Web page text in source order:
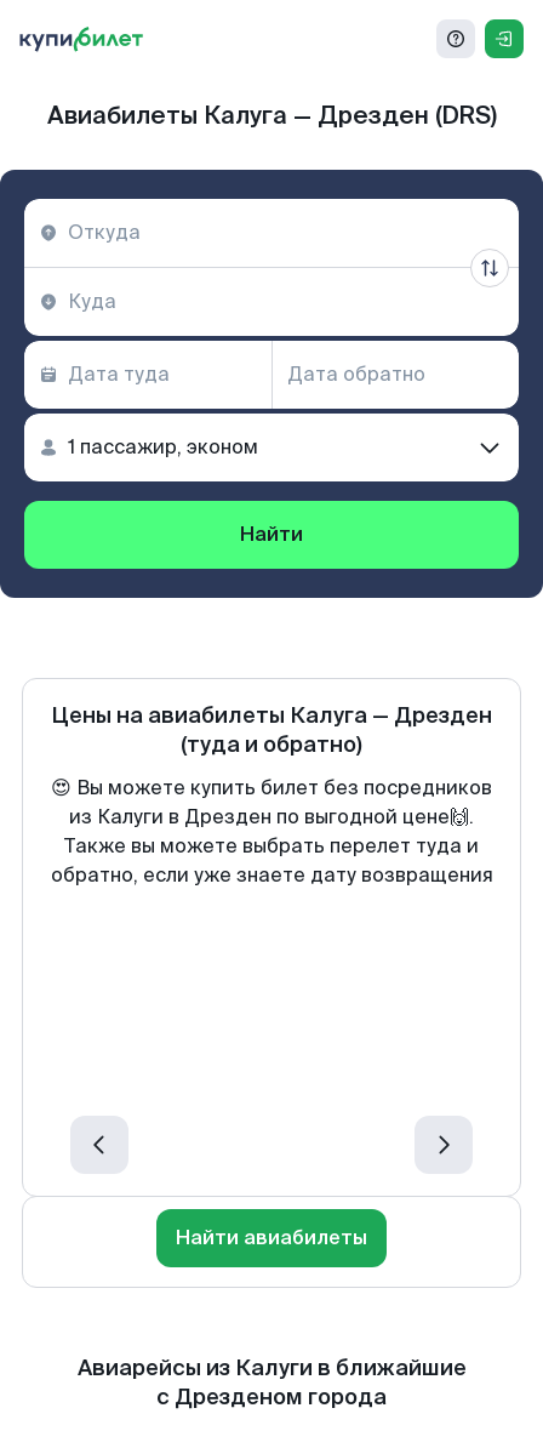
Авиабилеты Калуга — Дрезден (DRS)
Найти
Цены на авиабилеты Калуга — Дрезден
(туда и обратно)
😍 Вы можете купить билет без посредников
из Калуги в Дрезден по выгодной цене🙌.
Также вы можете выбрать перелет туда и
обратно, если уже знаете дату возвращения
Найти авиабилеты
Авиарейсы из Калуги в ближайшие
с Дрезденом города